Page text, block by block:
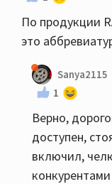
По продукции
это
Sanya2115
1
Верно,
доступен,
включил,